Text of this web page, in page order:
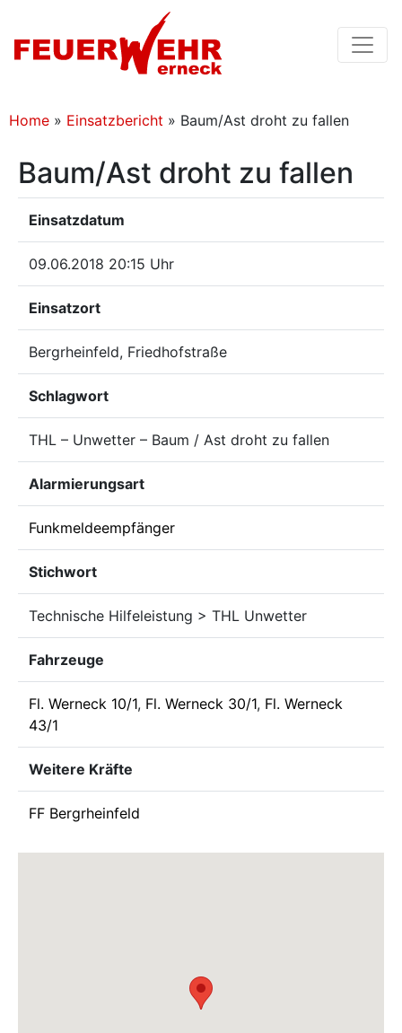
Home » Einsatzbericht » Baum/Ast droht zu fallen
Baum/Ast droht zu fallen
Einsatzdatum
09.06.2018 20:15 Uhr
Einsatzort
Bergrheinfeld, Friedhofstraße
Schlagwort
THL – Unwetter – Baum / Ast droht zu fallen
Alarmierungsart
Funkmeldeempfänger
Stichwort
Technische Hilfeleistung > THL Unwetter
Fahrzeuge
Fl. Werneck 10/1, Fl. Werneck 30/1, Fl. Werneck
43/1
Weitere Kräfte
FF Bergrheinfeld